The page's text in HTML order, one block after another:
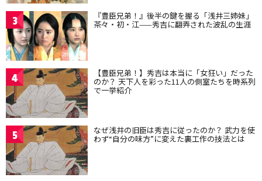
3 『豊臣兄弟！』後半の鍵を握る「浅井三姉妹」
茶々・初・江——秀吉に翻弄された波乱の生涯
4 【豊臣兄弟！】秀吉は本当に「女狂い」だった
のか？ 天下人を彩った11人の側室たちを時系列
で一挙紹介
5 なぜ浅井の旧臣は秀吉に従ったのか？ 武力を使
わず“自分の味方”に変えた裏工作の技法とは